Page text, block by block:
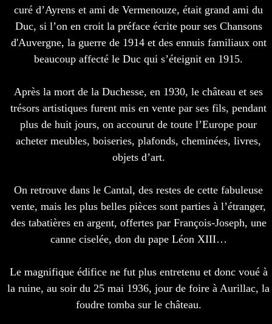
curé d’Ayrens et ami de Vermenouze, était grand ami du
Duc, si l’on en croit la préface écrite pour ses Chansons
d'Auvergne, la guerre de 1914 et des ennuis familiaux ont
beaucoup affecté le Duc qui s’éteignit en 1915.
Après la mort de la Duchesse, en 1930, le château et ses
trésors artistiques furent mis en vente par ses fils, pendant
plus de huit jours, on accourut de toute l’Europe pour
acheter meubles, boiseries, plafonds, cheminées, livres,
objets d’art.
On retrouve dans le Cantal, des restes de cette fabuleuse
vente, mais les plus belles pièces sont parties à l’étranger,
des tabatières en argent, offertes par François-Joseph, une
canne ciselée, don du pape Léon XIII…
Le magnifique édifice ne fut plus entretenu et donc voué à
la ruine, au soir du 25 mai 1936, jour de foire à Aurillac, la
foudre tomba sur le château.